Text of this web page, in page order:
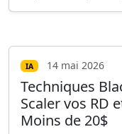
IA 14 mai 2026
Techniques
Scaler vos RD
Moins de 20$